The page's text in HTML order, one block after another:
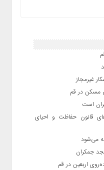
غیرمجاز
است
قانون حفاظت و احیای
می‌شود